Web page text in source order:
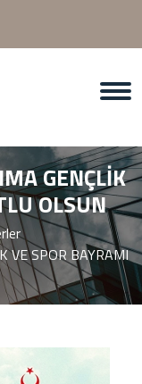
GENÇLİK
OLSUN
VE SPOR BAYRAMI